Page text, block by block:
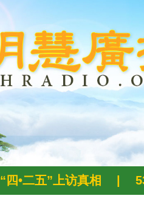
“四•二五”上访真相